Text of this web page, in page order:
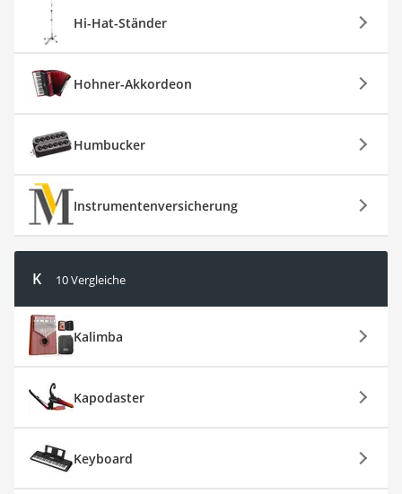
Hi-Hat-Ständer
Hohner-Akkordeon
Humbucker
Instrumentenversicherung
K 10 Vergleiche
Kalimba
Kapodaster
Keyboard